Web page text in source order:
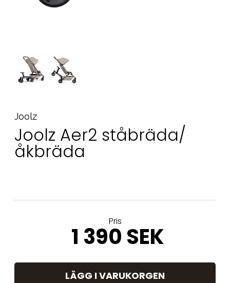
Joolz
Joolz Aer2 ståbräda/
åkbräda
Pris
1 390 SEK
LÄGG I VARUKORGEN
Sol och bad
Kontakta oss